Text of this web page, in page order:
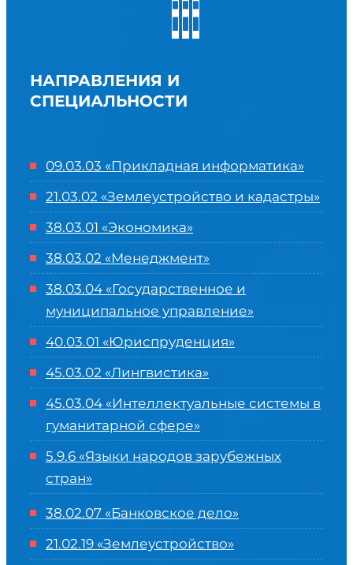
НАПРАВЛЕНИЯ И
СПЕЦИАЛЬНОСТИ
09.03.03 «Прикладная информатика»
21.03.02 «Землеустройство и кадастры»
38.03.01 «Экономика»
38.03.02 «Менеджмент»
38.03.04 «Государственное и
муниципальное управление»
40.03.01 «Юриспруденция»
45.03.02 «Лингвистика»
45.03.04 «Интеллектуальные системы в
гуманитарной сфере»
5.9.6 «Языки народов зарубежных
стран»
38.02.07 «Банковское дело»
21.02.19 «Землеустройство»